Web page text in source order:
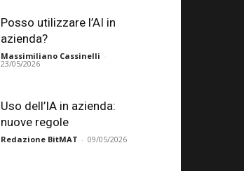
Posso utilizzare l’AI in
azienda?
Massimiliano Cassinelli -
23/05/2026
Uso dell’IA in azienda:
nuove regole
Redazione BitMAT - 09/05/2026